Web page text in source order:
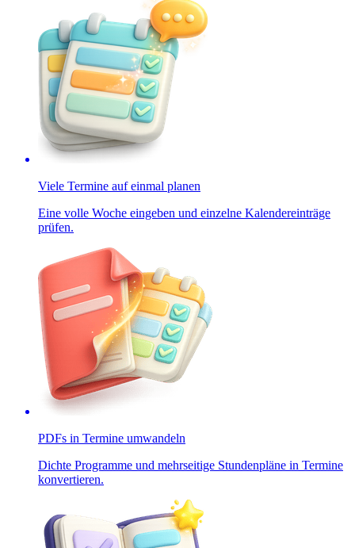
Viele Termine auf einmal planen
Eine volle Woche eingeben und einzelne Kalendereinträge
prüfen.
PDFs in Termine umwandeln
Dichte Programme und mehrseitige Stundenpläne in Termine
konvertieren.